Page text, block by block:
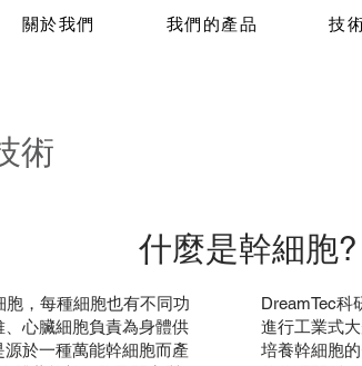
關於我們 我們的產品 技
術
什麼是幹細胞?
，每種細胞也有不同功
心臟細胞負責為身體供
於一種萬能幹細胞而產
DreamTec科
進行工業式
培養幹細胞